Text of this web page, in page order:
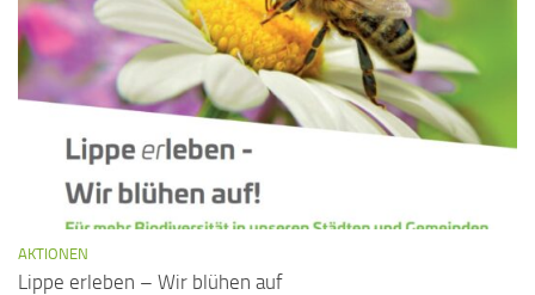
AKTIONEN
Lippe erleben – Wir blühen auf